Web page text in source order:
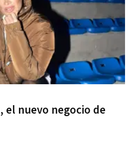
el nuevo negocio de